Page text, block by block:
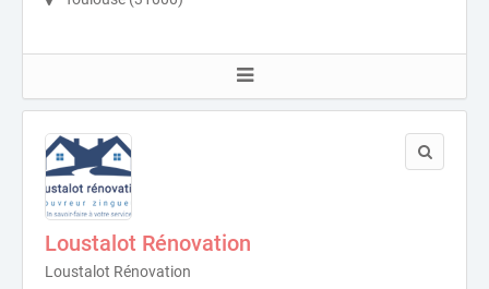
Loustalot Rénovation
Loustalot Rénovation